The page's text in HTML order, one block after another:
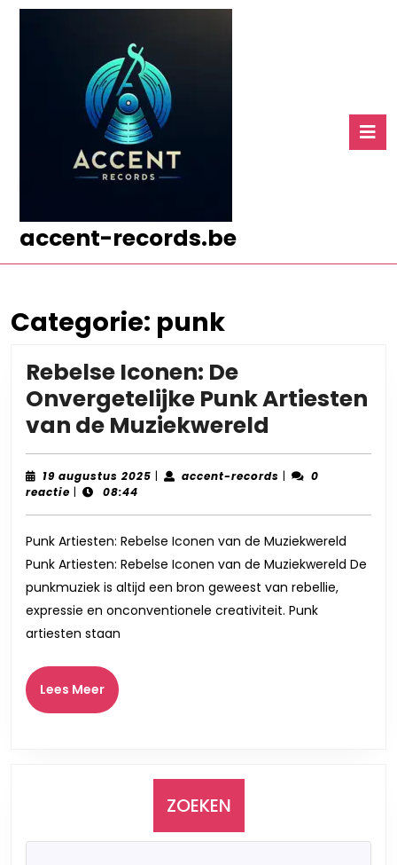
accent-records.be
Categorie: punk
Rebelse Iconen: De
Onvergetelijke Punk Artiesten
van de Muziekwereld
Iconen:
De
Punk
Artiesten
van
de
19 augustus 2025 19| accent-records accent-
|
0
reactie | 08:44
Punk Artiesten: Rebelse Iconen van de Muziekwereld
Punk Artiesten: Rebelse Iconen van de Muziekwereld De
punkmuziek is altijd een bron geweest van rebellie,
expressie en onconventionele creativiteit. Punk
artiesten staan
Lees MeerLees
Meer
ZOEKEN